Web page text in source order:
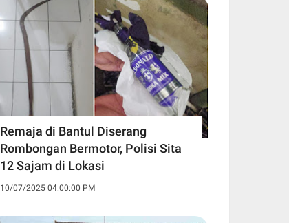
Remaja di Bantul Diserang
Rombongan Bermotor, Polisi Sita
12 Sajam di Lokasi
10/07/2025 04:00:00 PM